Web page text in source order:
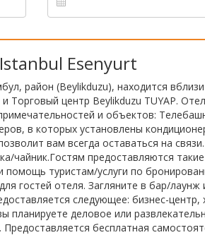
Esenyurt
район (Beylikduzu), находится
центр Beylikduzu TUYAP.
и объектов:
в которых установлены
вам всегда оставаться на
чайник.Гостям предоставляются
помощь туристам/услуги по
гостей отеля. Загляните в бар/
следующее: бизнес-центр,
планируете деловое или
бесплатная